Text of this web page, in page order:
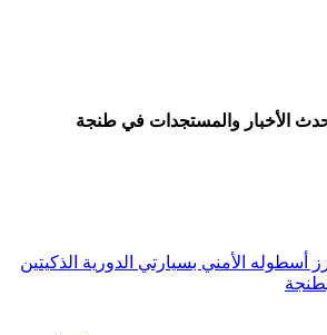
الأخبار والمستجدات في طنجة
أسطوله الأمني بسيارتي الدورية الذكيتين